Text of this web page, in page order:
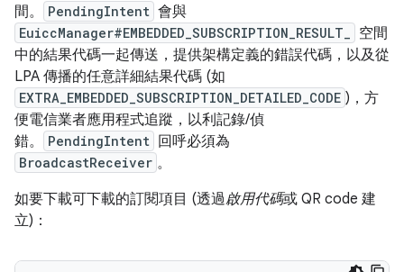
間。
PendingIntent 會與
EuiccManager#EMBEDDED_SUBSCRIPTION_RESULT_
空間
中的結果代碼一起傳送，提供架構定義的錯誤代碼，以及從
LPA 傳播的任意詳細結果代碼 (如
EXTRA_EMBEDDED_SUBSCRIPTION_DETAILED_CODE )，方
便電信業者應用程式追蹤，以利記錄/偵
錯。
PendingIntent 回呼必須為
BroadcastReceiver 。
如要下載可下載的訂閱項目 (透過啟用代碼或 QR code 建
立)：